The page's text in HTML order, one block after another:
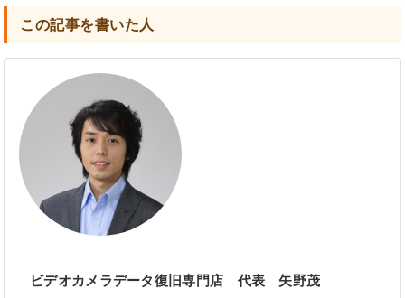
この記事を書いた人
ビデオカメラデータ復旧専門店 代表 矢野茂